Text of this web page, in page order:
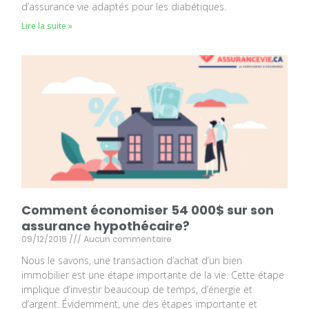
d’assurance vie adaptés pour les diabétiques.
Lire la suite »
Comment économiser 54 000$ sur son
assurance hypothécaire?
09/12/2019 Aucun commentaire
Nous le savons, une transaction d’achat d’un bien
immobilier est une étape importante de la vie. Cette étape
implique d’investir beaucoup de temps, d’énergie et
d’argent. Évidemment, une des étapes importante et